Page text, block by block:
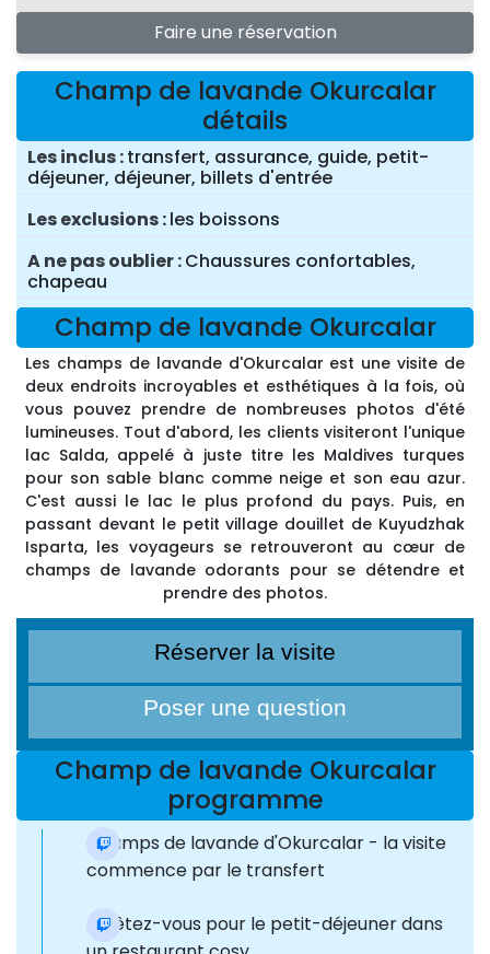
Faire une réservation
Champ de lavande Okurcalar
détails
Les inclus transfert, assurance, guide, petit-
déjeuner, déjeuner, billets d'entrée
Les exclusions les boissons
A ne pas oublier Chaussures confortables,
chapeau
Champ de lavande Okurcalar
Les champs de lavande d'Okurcalar est une visite de
deux endroits incroyables et esthétiques à la fois, où
vous pouvez prendre de nombreuses photos d'été
lumineuses. Tout d'abord, les clients visiteront l'unique
lac Salda, appelé à juste titre les Maldives turques
pour son sable blanc comme neige et son eau azur.
C'est aussi le lac le plus profond du pays. Puis, en
passant devant le petit village douillet de Kuyudzhak
Isparta, les voyageurs se retrouveront au cœur de
champs de lavande odorants pour se détendre et
prendre des photos.
Réserver la visite
Poser une question
Champ de lavande Okurcalar
programme
Champs de lavande d'Okurcalar - la visite
commence par le transfert
Arrêtez-vous pour le petit-déjeuner dans